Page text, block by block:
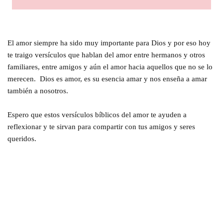
El amor siempre ha sido muy importante para Dios y por eso hoy
te traigo versículos que hablan del amor entre hermanos y otros
familiares, entre amigos y aún el amor hacia aquellos que no se lo
merecen. Dios es amor, es su esencia amar y nos enseña a amar
también a nosotros.
Espero que estos versículos bíblicos del amor te ayuden a
reflexionar y te sirvan para compartir con tus amigos y seres
queridos.